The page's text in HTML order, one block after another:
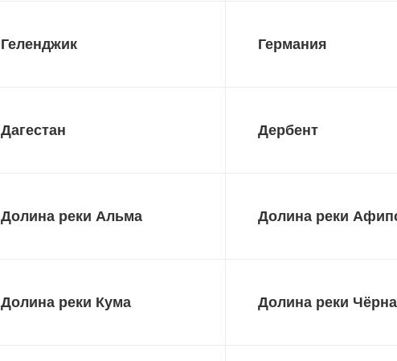
Геленджик Германия
Дагестан Дербент
Долина реки Альма Долина реки
Долина реки Кума Долина реки